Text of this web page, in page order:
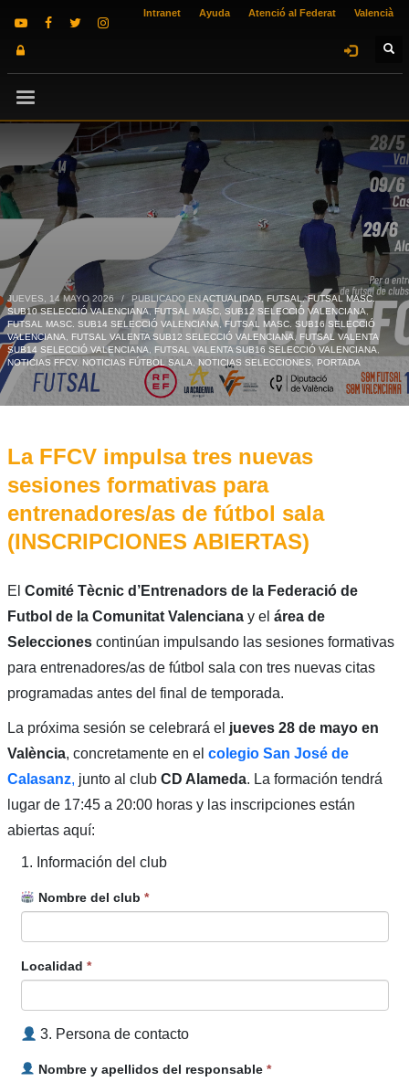
Intranet Ayuda Atenció al Federat Valencià
JUEVES, 14 MAYO 2026 / PUBLICADO ENACTUALIDAD, FUTSAL ,FUTSAL MASC.
SUB10 SELECCIÓ VALENCIANA,FUTSAL MASC. SUB12 SELECCIÓ VALENCIANA,
FUTSAL MASC. SUB14 SELECCIÓ VALENCIANA,FUTSAL MASC. SUB16 SELECCIÓ
VALENCIANA
FUTSAL VALENTA SUB12 SELECCIÓ VALENCIANA , FUTSAL VALENTA
SUB14 SELECCIÓ VALENCIANA
FUTSAL VALENTA SUB16 SELECCIÓ VALENCIANA
NOTICIAS FFCV, NOTICIAS FÚTBOL SALA NOTICIAS SELECCIONES, PORTADA
La FFCV impulsa tres nuevas
sesiones formativas para
entrenadores/as de fútbol sala
(INSCRIPCIONES ABIERTAS)
El Comité Tècnic d’Entrenadors de la Federació de
Futbol de la Comunitat Valencianay el área de
Seleccionescontinúan impulsando las sesiones formativas
para entrenadores/as de fútbol sala con tres nuevas citas
programadas antes del final de temporada.
La próxima sesión se celebrará el jueves 28 de mayo en
València, concretamente en el colegio San José de
Calasanz, junto al club CD Alameda. La formación tendrá
lugar de 17:45 a 20:00 horas y las inscripciones están
abiertas aquí:
1. Información del club
Nombre del club*
Localidad *
3. Persona de contacto
Nombre y apellidos del responsable*